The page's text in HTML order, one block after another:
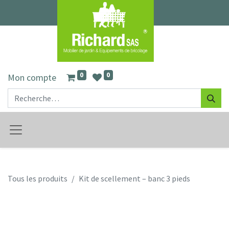
Mon compte 0 0
Tous les produits Kit de scellement – banc 3 pieds